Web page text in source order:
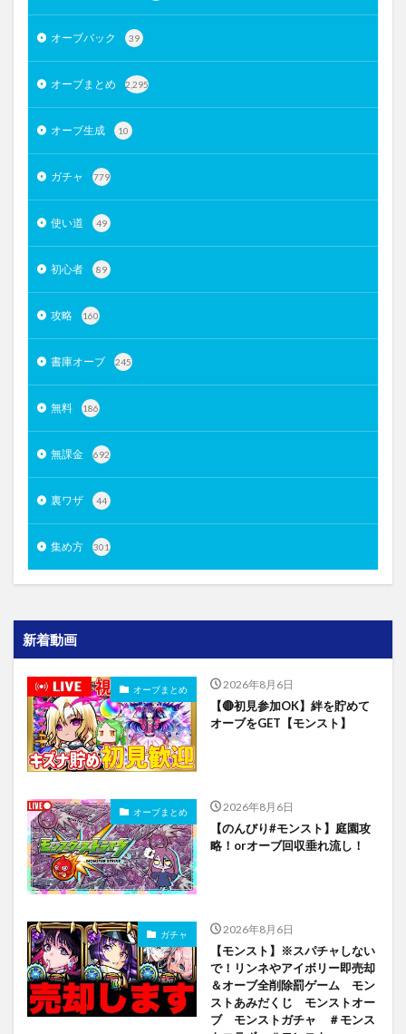
オーブバック 39
オーブまとめ 2,295
オーブ生成 10
ガチャ 779
使い道 49
初心者 89
攻略 160
書庫オーブ 245
無料 186
無課金 692
裏ワザ 44
集め方 301
新着動画
オーブまとめ 2026年8月6日
【🔴初見参加OK】絆を貯めて
オーブをGET【モンスト】
オーブまとめ 2026年8月6日
【のんびり#モンスト】庭園攻
略！orオーブ回収垂れ流し！
ガチャ 2026年8月6日
【モンスト】※スパチャしない
で！リンネやアイボリー即売却
＆オーブ全削除罰ゲーム モン
ストあみだくじ モンストオー
ブ モンストガチャ ＃モンス